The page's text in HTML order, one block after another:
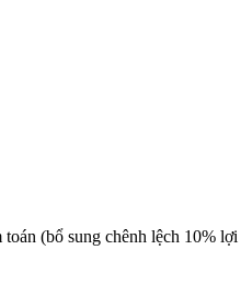
(bổ sung chênh lệch 10% lợi